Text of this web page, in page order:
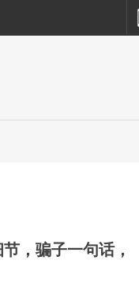
，骗子一句话，